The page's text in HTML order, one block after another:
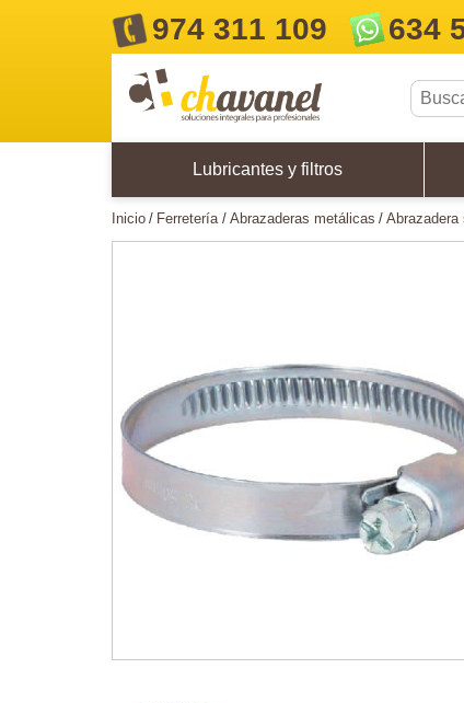
974 311 109 634
Lubricantes y filtros
inicio ferretería abrazaderas metálicas